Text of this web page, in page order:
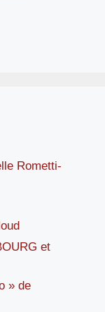
Rometti-
et
» de